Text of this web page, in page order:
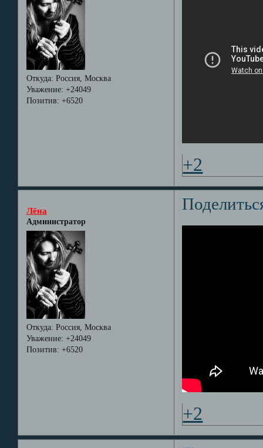
Откуда: Россия, Москва
Уважение: +24049
Позитив: +6520
+2
Лёна
Администратор
Откуда: Россия, Москва
Уважение: +24049
Позитив: +6520
+2